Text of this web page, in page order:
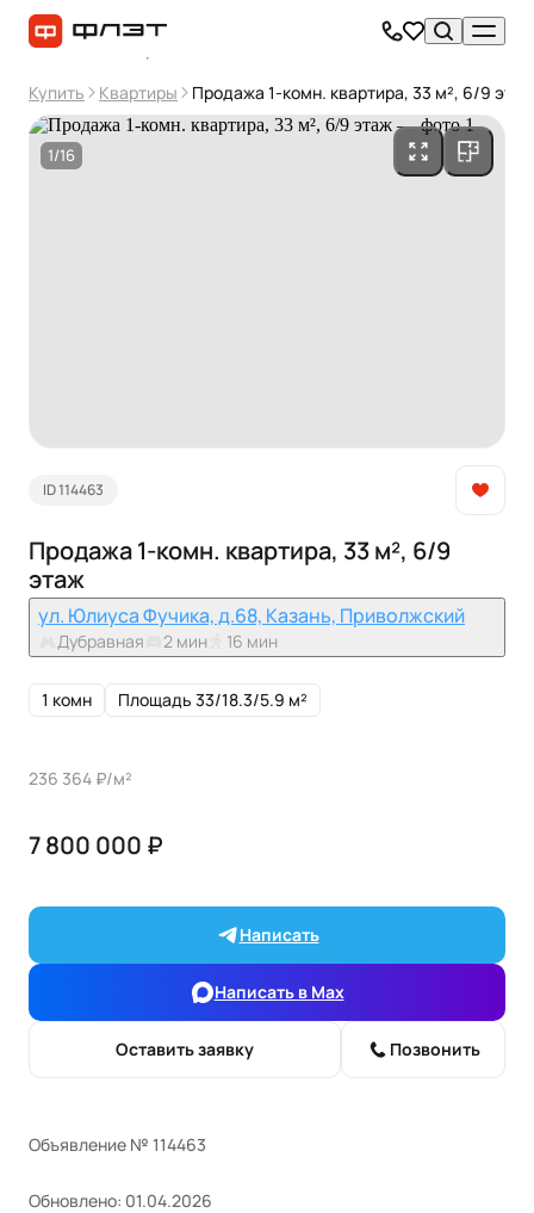
Купить Квартиры Продажа 1-комн. квартира, 33 м², 6/9 этаж
1/16
ID 114463
Продажа 1-комн. квартира, 33 м², 6/9
этаж
ул. Юлиуса Фучика, д.68, Казань, Приволжский
Дубравная 2 мин 16 мин
1 комн Площадь 33/18.3/5.9 м²
236 364 ₽/м²
7 800 000 ₽
Написать
Написать в Max
Оставить заявку Позвонить
Объявление № 114463
Обновлено: 01.04.2026